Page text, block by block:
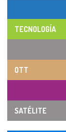
TECNOLOGÍA
OTT
SATÉLITE